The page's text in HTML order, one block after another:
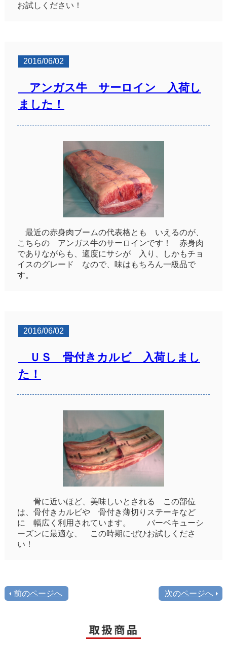
お試しください！
2016/06/02
アンガス牛 サーロイン 入荷し
ました！
最近の赤身肉ブームの代表格とも いえるのが、
こちらの アンガス牛のサーロインです！ 赤身肉
でありながらも、適度にサシが 入り、しかもチョ
イスのグレード なので、味はもちろん一級品で
す。
2016/06/02
ＵＳ 骨付きカルビ 入荷しまし
た！
骨に近いほど、美味しいとされる この部位
は、骨付きカルビや 骨付き薄切りステーキなど
に 幅広く利用されています。 バーベキューシ
ーズンに最適な、 この時期にぜひお試しくださ
い！
前のページへ 次のページへ